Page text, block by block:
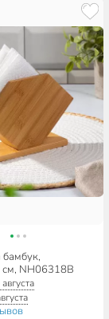
NH06318B